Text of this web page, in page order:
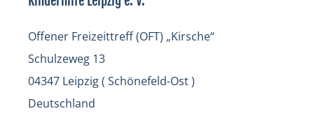
Offener Freizeittreff (OFT) „Kirsche“
Schulzeweg 13
04347 Leipzig ( Schönefeld-Ost )
Deutschland